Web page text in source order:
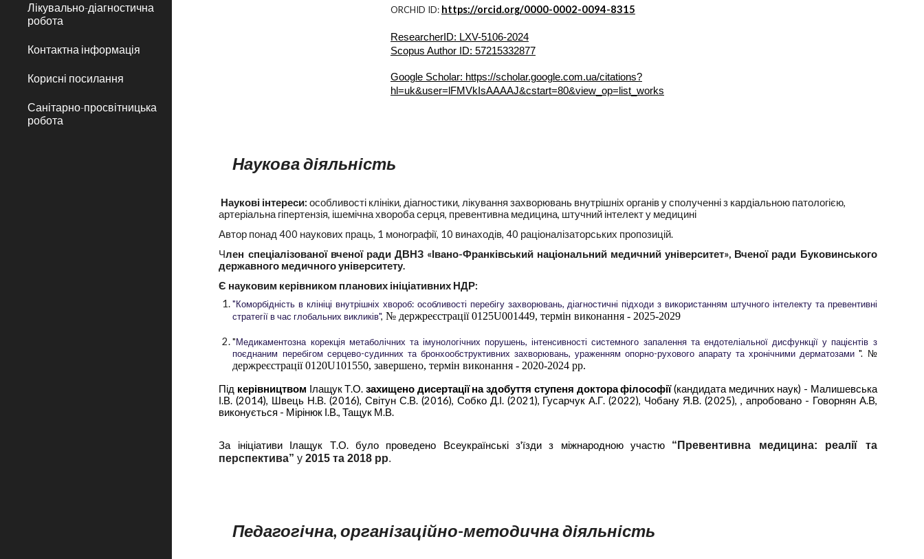
Лікувально-діагностична
робота
Контактна інформація
Корисні посилання
Санітарно-просвітницька
робота
ORCHID ID: https://orcid.org/0000-0002-0094-8315
ResearcherID: LXV-5106-2024
Scopus Author ID: 57215332877
Google Scholar: https://scholar.google.com.ua/citations?
hl=uk&user=lFMVkIsAAAAJ&cstart=80&view_op=list_works
Наукова діяльність
Наукові інтереси:особливості клініки, діагностики, лікування захворювань внутрішніх органів у сполученні з кардіальною патологією,
артеріальна гіпертензія, ішемічна хвороба серця, превентивна медицина, штучний інтелект у медицині
Автор понад400 наукових праць, 1 монографії, 10 винаходів,40 раціоналізаторських пропозицій.
Член спеціалізованої вченої ради ДВНЗ «Івано-Франківський національний медичний університет», Вченої ради Буковинського
державного медичного університету.
Є науковим керівником планових ініціативних НДР:
"Коморбідність в клініці внутрішніх хвороб: особливості перебігу захворювань, діагностичні підходи з використанням штучного інтелекту та превентивні
стратегії в час глобальних викликів", № держреєстрації 0125U001449, термін виконання - 2025-2029
"Медикаментозна корекція метаболічних та імунологічних порушень, інтенсивності системного запалення та ендотеліальної дисфункції у пацієнтів з
поєднаним перебігом серцево-судинних та бронхообструктивних захворювань, ураженням опорно-рухового апарату та хронічними дерматозами ". №
держреєстрації 0120U101550, завершено, термін виконання - 2020-2024 рр.
Під керівництвом Ілащук Т.О.захищено дисертації на здобуття ступеня доктора філософії(кандидата медичних наук) - Малишевська
І.В. (2014), Швець Н.В. (2016),Світун С.В. (2016), Собко Д.І. (2021), Гусарчук А.Г. (2022), Чобану Я.В. (2025), , апробовано - Говорнян А.В,
виконується - Мірінюк І.В., Тащук М.В.
За ініціативи Ілащук Т.О. було проведено Всеукраїнські з'їзди з міжнародною участю “Превентивна медицина: реалії та
перспектива” у2015 та 2018 рр.
Педагогічна, організаційно-методична діяльність